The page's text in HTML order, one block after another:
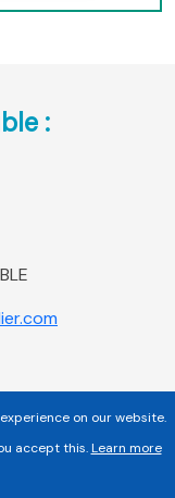
:
on our website.
accept this.Learn more